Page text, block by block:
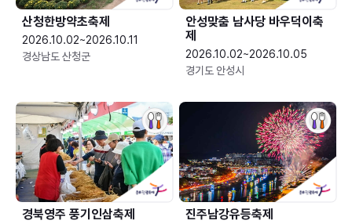
산청한방약초축제
2026.10.02~2026.10.11
경상남도 산청군
안성맞춤 남사당 바우덕이축
제
2026.10.02~2026.10.05
경기도 안성시
경북영주 풍기인삼축제 진주남강유등축제